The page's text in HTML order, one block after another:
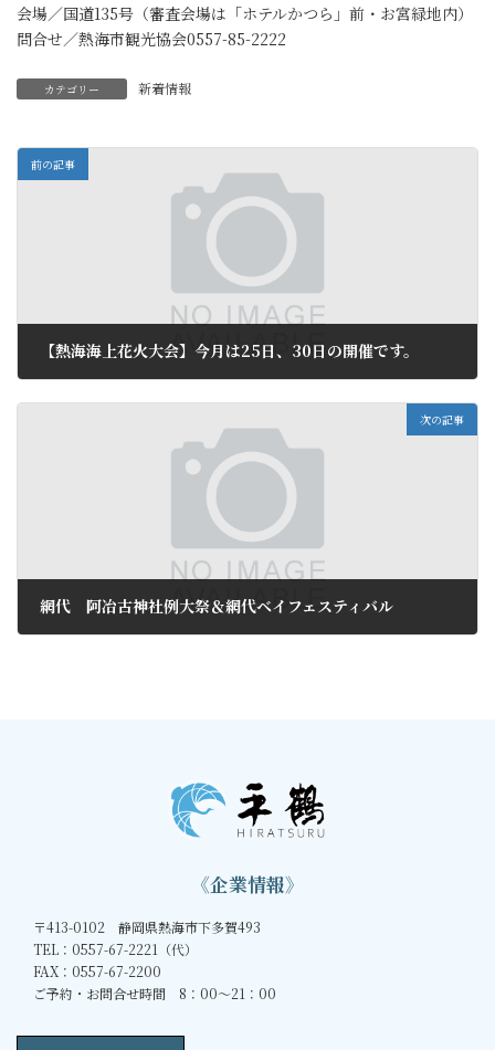
会場／国道135号（審査会場は「ホテルかつら」前・お宮緑地内）
問合せ／熱海市観光協会0557-85-2222
カテゴリー 新着情報
前の記事
【熱海海上花火大会】今月は25日、30日の開催です。
次の記事
網代 阿冶古神社例大祭＆網代ベイフェスティバル
《企業情報》
〒413-0102 静岡県熱海市下多賀493
TEL：0557-67-2221（代）
FAX：0557-67-2200
ご予約・お問合せ時間 8：00～21：00